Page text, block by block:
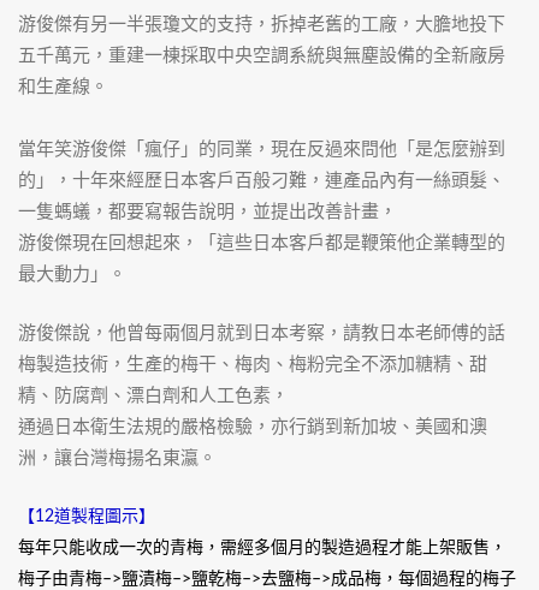
游俊傑有另一半張瓊文的支持，拆掉老舊的工廠，大膽地投下
五千萬元，重建一棟採取中央空調系統與無塵設備的全新廠房
和生產線。
當年笑游俊傑「瘋仔」的同業，現在反過來問他「是怎麼辦到
的」，十年來經歷日本客戶百般刁難，連產品內有一絲頭髮、
一隻螞蟻，都要寫報告說明，並提出改善計畫，
游俊傑現在回想起來，「這些日本客戶都是鞭策他企業轉型的
最大動力」。
游俊傑說，他曾每兩個月就到日本考察，請教日本老師傅的話
梅製造技術，生產的梅干、梅肉、梅粉完全不添加糖精、甜
精、防腐劑、漂白劑和人工色素，
通過日本衛生法規的嚴格檢驗，亦行銷到新加坡、美國和澳
洲，讓台灣梅揚名東瀛。
【12道製程圖示】
每年只能收成一次的青梅，需經多個月的製造過程才能上架販售，
梅子由青梅–>鹽漬梅–>鹽乾梅–>去鹽梅–>成品梅，每個過程的梅子